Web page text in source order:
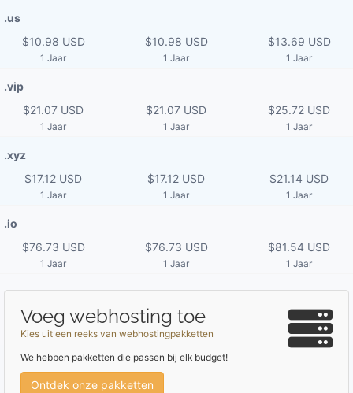
.us
$10.98 USD
1 Jaar
$10.98 USD
1 Jaar
$13.69 USD
1 Jaar
.vip
$21.07 USD
1 Jaar
$21.07 USD
1 Jaar
$25.72 USD
1 Jaar
.xyz
$17.12 USD
1 Jaar
$17.12 USD
1 Jaar
$21.14 USD
1 Jaar
.io
$76.73 USD
1 Jaar
$76.73 USD
1 Jaar
$81.54 USD
1 Jaar
Voeg webhosting toe
Kies uit een reeks van webhostingpakketten
We hebben pakketten die passen bij elk budget!
Ontdek onze pakketten